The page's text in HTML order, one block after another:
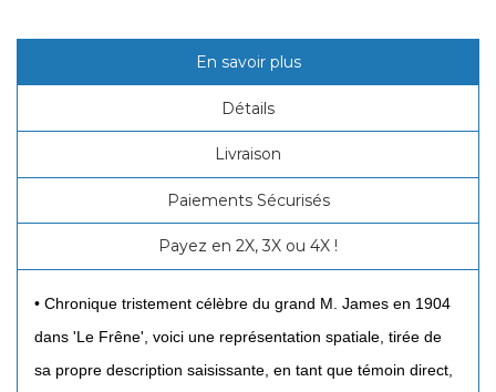
En savoir plus
Détails
Livraison
Paiements Sécurisés
Payez en 2X, 3X ou 4X !
• Chronique tristement célèbre du grand M. James en 1904
dans 'Le Frêne', voici une représentation spatiale, tirée de
sa propre description saisissante, en tant que témoin direct,